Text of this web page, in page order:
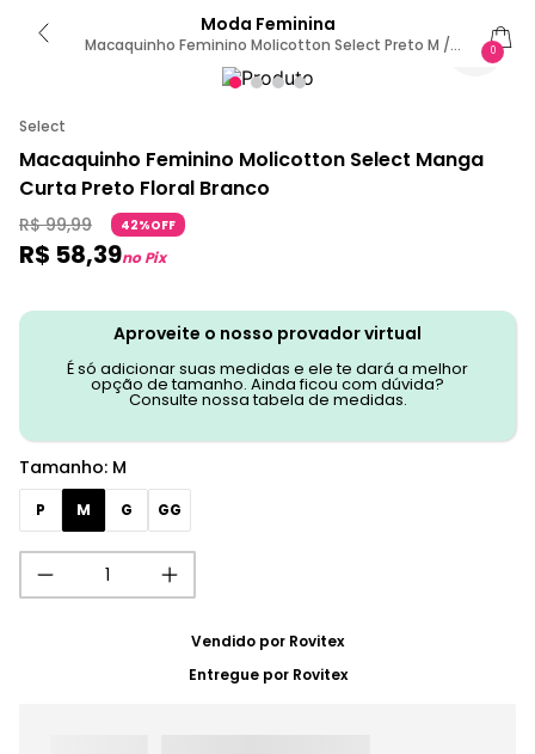
Moda Feminina
Macaquinho Feminino Molicotton Select Preto M /
0
Select
Macaquinho Feminino Molicotton Select Manga
Curta Preto Floral Branco
R$ 99,99 42%OFF
R$ 58,39no Pix
Aproveite o nosso provador virtual
É só adicionar suas medidas e ele te dará a melhor
opção de tamanho. Ainda ficou com dúvida?
Consulte nossa tabela de medidas.
Tamanho: M
P M G GG
Vendido por Rovitex
Entregue por Rovitex